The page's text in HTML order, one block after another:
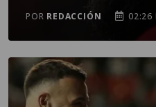
POR REDACCIÓN 02:26